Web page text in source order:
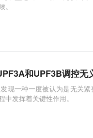
。
和UPF3B调控无
现一种一度被认为是无关
中发挥着关键性作用。